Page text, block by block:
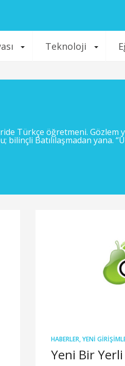
Teknoloji
Türkçe öğretmeni. Gözlem
Batılılaşmadan yana.
HABERLER,YENI
Yeni Bir